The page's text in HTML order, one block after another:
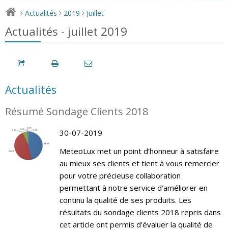
> Actualités > 2019 > Juillet
Actualités - juillet 2019
Actualités
Résumé Sondage Clients 2018
30-07-2019
MeteoLux met un point d’honneur à satisfaire
au mieux ses clients et tient à vous remercier
pour votre précieuse collaboration
permettant à notre service d’améliorer en
continu la qualité de ses produits. Les
résultats du sondage clients 2018 repris dans
cet article ont permis d’évaluer la qualité de